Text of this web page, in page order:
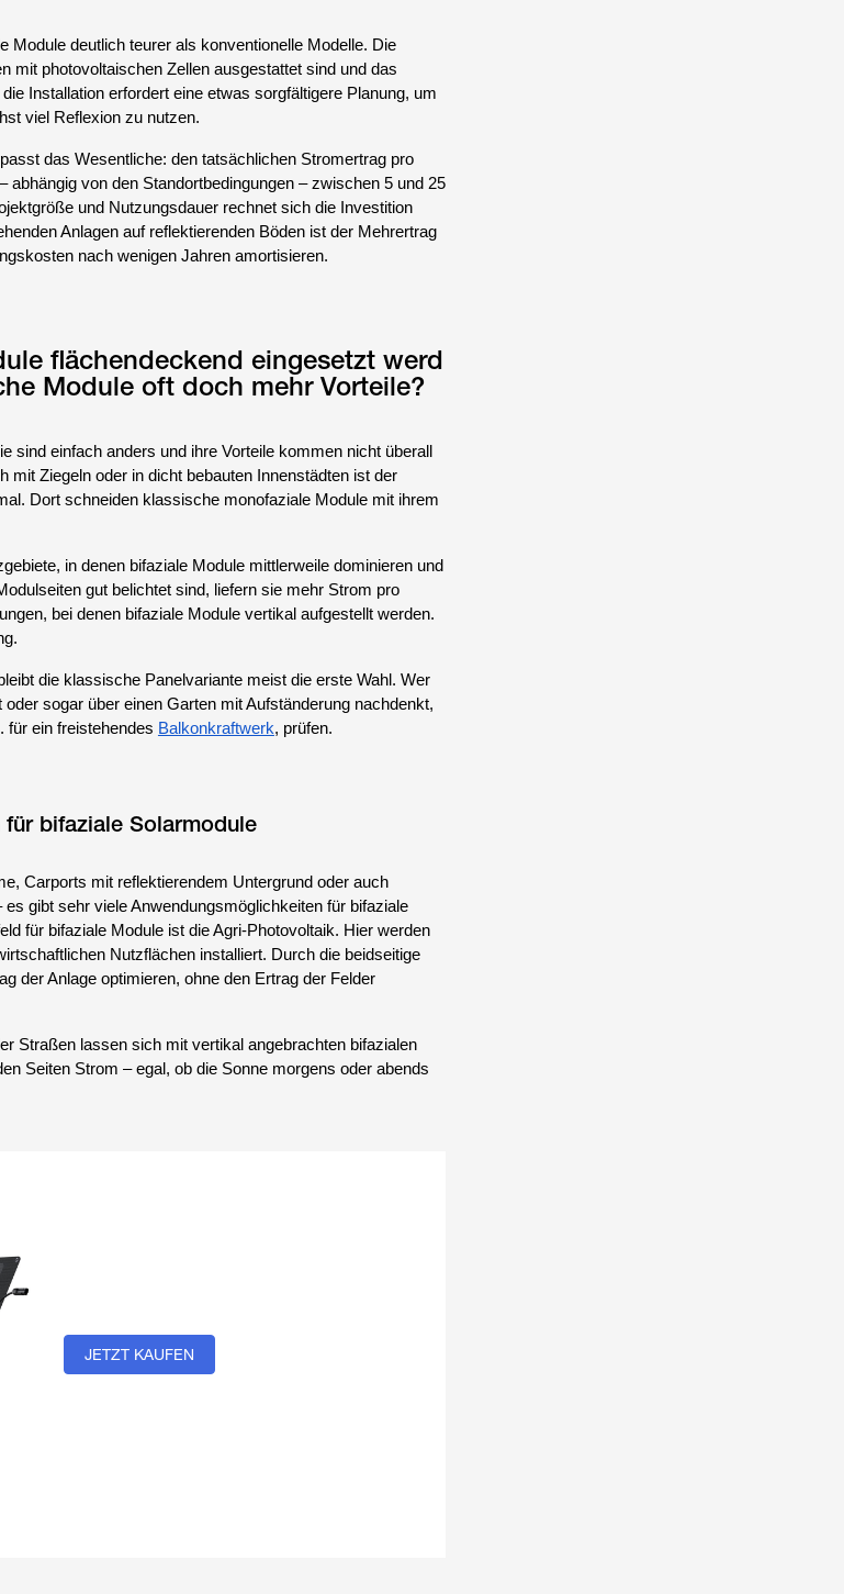
Module deutlich teurer als konventionelle Modelle. Die
mit photovoltaischen Zellen ausgestattet sind und das
Installation erfordert eine etwas sorgfältigere Planung, um
viel Reflexion zu nutzen.
das Wesentliche: den tatsächlichen Stromertrag pro
abhängig von den Standortbedingungen – zwischen 5 und 25
und Nutzungsdauer rechnet sich die Investition
Anlagen auf reflektierenden Böden ist der Mehrertrag
nach wenigen Jahren amortisieren.
flächendeckend eingesetzt werd
Module oft doch mehr Vorteile?
sind einfach anders und ihre Vorteile kommen nicht überall
mit Ziegeln oder in dicht bebauten Innenstädten ist der
Dort schneiden klassische monofaziale Module mit ihrem
in denen bifaziale Module mittlerweile dominieren und
gut belichtet sind, liefern sie mehr Strom pro
bei denen bifaziale Module vertikal aufgestellt werden.
die klassische Panelvariante meist die erste Wahl. Wer
sogar über einen Garten mit Aufständerung nachdenkt,
für ein freistehendes Balkonkraftwerk, prüfen.
bifaziale Solarmodule
Carports mit reflektierendem Untergrund oder auch
gibt sehr viele Anwendungsmöglichkeiten für bifaziale
für bifaziale Module ist die Agri-Photovoltaik. Hier werden
Nutzflächen installiert. Durch die beidseitige
der Anlage optimieren, ohne den Ertrag der Felder
Straßen lassen sich mit vertikal angebrachten bifazialen
Seiten Strom – egal, ob die Sonne morgens oder abends
JETZT KAUFEN